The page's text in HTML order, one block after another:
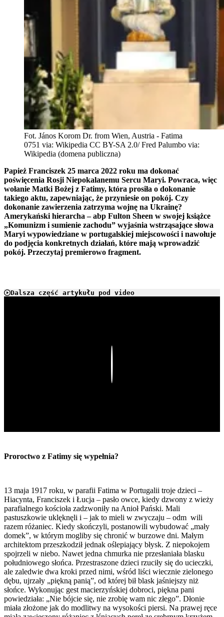
Fot. János Korom Dr. from Wien, Austria - Fatima
0751 via: Wikipedia CC BY-SA 2.0/ Fred Palumbo via:
Wikipedia (domena publiczna)
Papież Franciszek 25 marca 2022 roku ma dokonać
poświęcenia Rosji Niepokalanemu Sercu Maryi. Powraca, więc
wołanie Matki Bożej z Fatimy, która prosiła o dokonanie
takiego aktu, zapewniając, że przyniesie on pokój. Czy
dokonanie zawierzenia zatrzyma wojnę na Ukrainę?
Amerykański hierarcha – abp Fulton Sheen w swojej książce
„Komunizm i sumienie zachodu” wyjaśnia wstrząsające słowa
Maryi wypowiedziane w portugalskiej miejscowości i nawołuje
do podjęcia konkretnych działań, które mają wprowadzić
pokój. Przeczytaj premierowo fragment.
Dalsza część artykułu pod video
Proroctwo z Fatimy się wypełnia?
13 maja 1917 roku, w parafii Fatima w Portugalii troje dzieci –
Hiacynta, Franciszek i Łucja – pasło owce, kiedy dzwony z wieży
parafialnego kościoła zadzwoniły na Anioł Pański. Mali
pastuszkowie uklęknęli i – jak to mieli w zwyczaju – odm wili
razem różaniec. Kiedy skończyli, postanowili wybudować „mały
domek”, w którym mogliby się chronić w burzowe dni. Małym
architektom przeszkodził jednak oślepiający błysk. Z niepokojem
spojrzeli w niebo. Nawet jedna chmurka nie przesłaniała blasku
południowego słońca. Przestraszone dzieci rzuciły się do ucieczki,
ale zaledwie dwa kroki przed nimi, wśród liści wiecznie zielonego
dębu, ujrzały „piękną panią”, od której bił blask jaśniejszy niż
słońce. Wykonując gest macierzyńskiej dobroci, piękna pani
powiedziała: „Nie bójcie się, nie zrobię wam nic złego”. Dłonie
miała złożone jak do modlitwy na wysokości piersi. Na prawej ręce